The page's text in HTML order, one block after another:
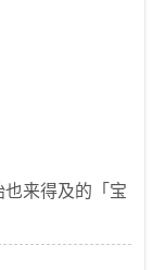
来得及的「宝